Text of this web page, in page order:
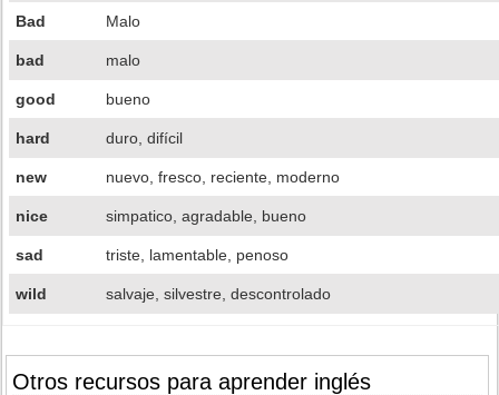
Bad Malo
bad malo
good bueno
hard duro, difícil
new nuevo, fresco, reciente, moderno
nice simpatico, agradable, bueno
sad triste, lamentable, penoso
wild salvaje, silvestre, descontrolado
Otros recursos para aprender inglés